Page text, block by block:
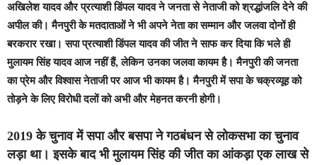
अखिलेश यादव और प्रत्याशी डिंपल यादव ने जनता से नेताजी को श्रद्धांजलि देने की
अपील की। मैनपुरी के मतदाताओं ने भी अपने नेता का सम्मान और जलवा दोनों ही
बरकरार रखा। सपा प्रत्याशी डिंपल यादव की जीत ने साफ कर दिया कि भले ही
मुलायम सिंह यादव आज नहीं हैं, लेकिन उनका जलवा कायम है। मैनपुरी की जनता
का प्रेम और विश्वास नेताजी पर आज भी कायम है। मैनपुरी में सपा के चक्रव्यूह को
तोड़ने के लिए विरोधी दलों को अभी और मेहनत करनी होगी।
2019 के चुनाव में सपा और बसपा ने गठबंधन से लोकसभा का चुनाव
लड़ा था। इसके बाद भी मुलायम सिंह की जीत का आंकड़ा एक लाख से